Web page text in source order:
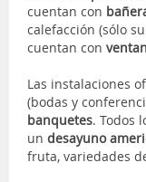
cuentan con
calefacción (sólo
cuentan con
Las instalaciones
(bodas y
banquetes. Todos
un desayuno
fruta, variedades